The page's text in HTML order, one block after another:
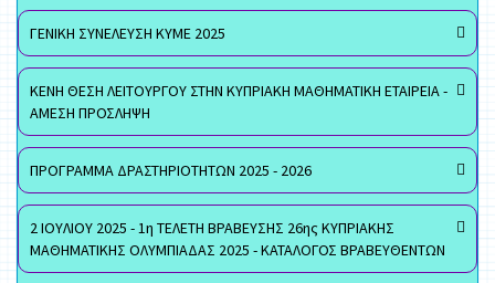
ΓΕΝΙΚΗ ΣΥΝΕΛΕΥΣΗ ΚΥΜΕ 2025
ΚΕΝΗ ΘΕΣΗ ΛΕΙΤΟΥΡΓΟΥ ΣΤΗΝ ΚΥΠΡΙΑΚΗ ΜΑΘΗΜΑΤΙΚΗ ΕΤΑΙΡΕΙΑ -
ΑΜΕΣΗ ΠΡΟΣΛΗΨΗ
ΠΡΟΓΡΑΜΜΑ ΔΡΑΣΤΗΡΙΟΤΗΤΩΝ 2025 - 2026
2 ΙΟΥΛΙΟΥ 2025 - 1η ΤΕΛΕΤΗ ΒΡΑΒΕΥΣΗΣ 26ης ΚΥΠΡΙΑΚΗΣ
ΜΑΘΗΜΑΤΙΚΗΣ ΟΛΥΜΠΙΑΔΑΣ 2025 - ΚΑΤΑΛΟΓΟΣ ΒΡΑΒΕΥΘΕΝΤΩΝ